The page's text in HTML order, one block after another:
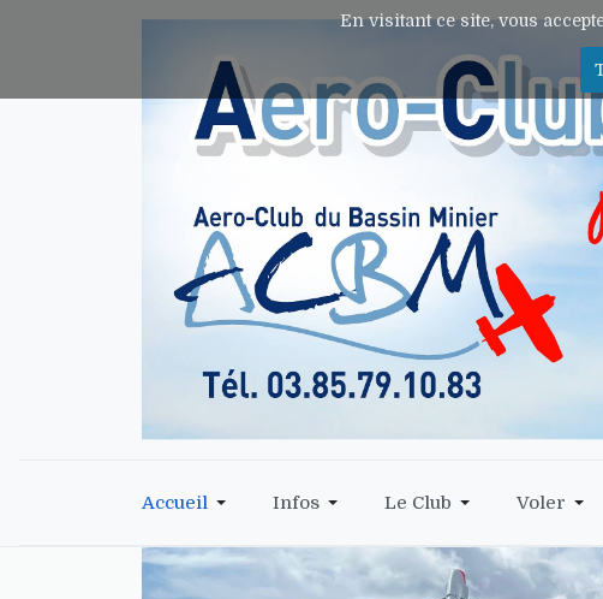
Accueil Infos Le Club Voler
En visitant ce site, vous